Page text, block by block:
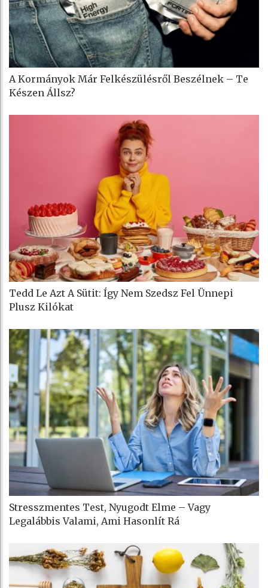
A Kormányok Már Felkészülésről Beszélnek – Te
Készen Állsz?
Tedd Le Azt A Sütit: Így Nem Szedsz Fel Ünnepi
Plusz Kilókat
Stresszmentes Test, Nyugodt Elme – Vagy
Legalábbis Valami, Ami Hasonlít Rá